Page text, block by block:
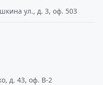
ул., д. 3, оф. 503
д. 43, оф. В-2